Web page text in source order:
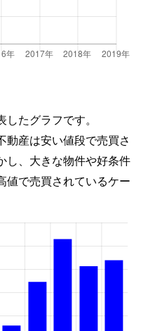
たグラフです。
動産は安い値段で売買さ
し、大きな物件や好条件
値で売買されているケー